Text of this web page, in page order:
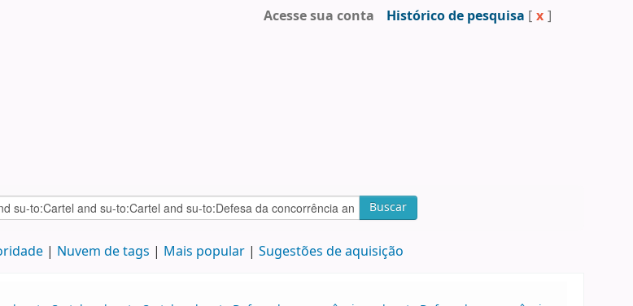
Acesse sua conta Histórico de pesquisa [ x ]
Buscar
Nuvem de tags Mais popular Sugestões de aquisição